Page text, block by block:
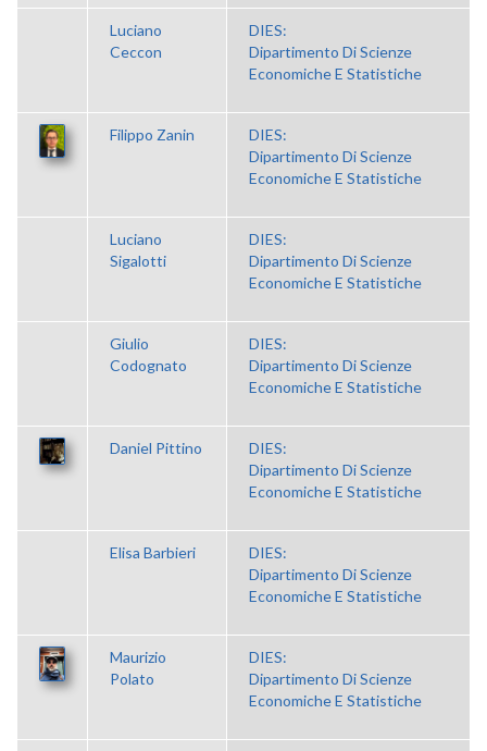
Luciano
Ceccon
DIES:
Dipartimento Di Scienze
Economiche E Statistiche
Filippo Zanin
DIES:
Dipartimento Di Scienze
Economiche E Statistiche
Luciano
Sigalotti
DIES:
Dipartimento Di Scienze
Economiche E Statistiche
Giulio
Codognato
DIES:
Dipartimento Di Scienze
Economiche E Statistiche
Daniel Pittino
DIES:
Dipartimento Di Scienze
Economiche E Statistiche
Elisa Barbieri
DIES:
Dipartimento Di Scienze
Economiche E Statistiche
Maurizio
Polato
DIES:
Dipartimento Di Scienze
Economiche E Statistiche